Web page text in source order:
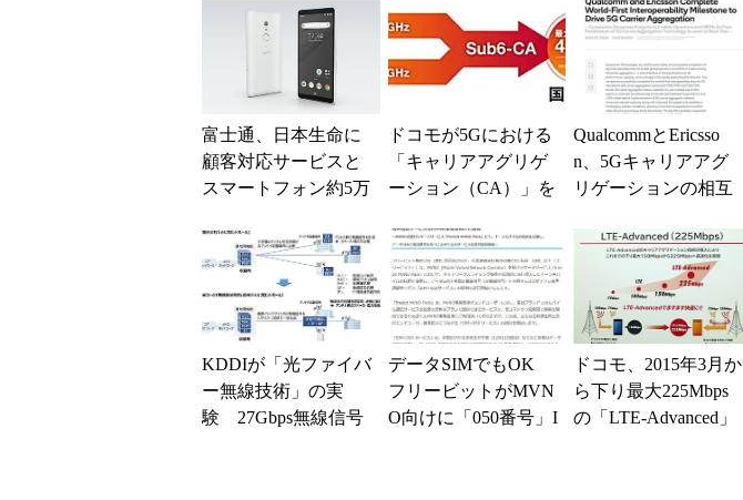
に成功
富士通、日本生命に
顧客対応サービスと
スマートフォン約5万
を高度化
ドコモが5Gにおける
「キャリアアグリゲ
ーション（CA）」を
5 II」など...
QualcommとEricsso
n、5Gキャリアアグ
リゲーションの相互
KDDIが「光ファイバ
ー無線技術」の実
験 27Gbps無線信号
データSIMでもOK
フリービットがMVN
O向けに「050番号」I
ドコモ、2015年3月か
ら下り最大225Mbps
の「LTE-Advanced」